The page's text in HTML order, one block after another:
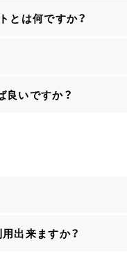
とは何ですか？
いですか？
出来ますか？